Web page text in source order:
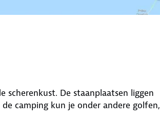
scherenkust. De staanplaatsen liggen
camping kun je onder andere golfen,